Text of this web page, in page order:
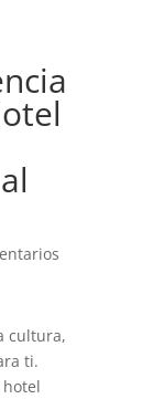
cultura,
ti.